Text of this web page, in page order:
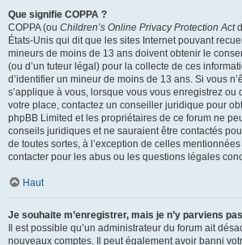
Que signifie COPPA ?
COPPA (ou Children’s Online Privacy Protection Act
États-Unis qui dit que les sites Internet pouvant
mineurs de moins de 13 ans doivent obtenir le
(ou d’un tuteur légal) pour la collecte de ces
d’identifier un mineur de moins de 13 ans. Si vous
s’applique à vous, lorsque vous vous enregistrez ou
votre place, contactez un conseiller juridique pour
phpBB Limited et les propriétaires de ce forum ne
conseils juridiques et ne sauraient être contactés
de toutes sortes, à l’exception de celles
contacter pour les abus ou les questions légales
Haut
Je souhaite m’enregistrer, mais je n’y parviens
Il est possible qu’un administrateur du forum ait
nouveaux comptes. Il peut également avoir banni